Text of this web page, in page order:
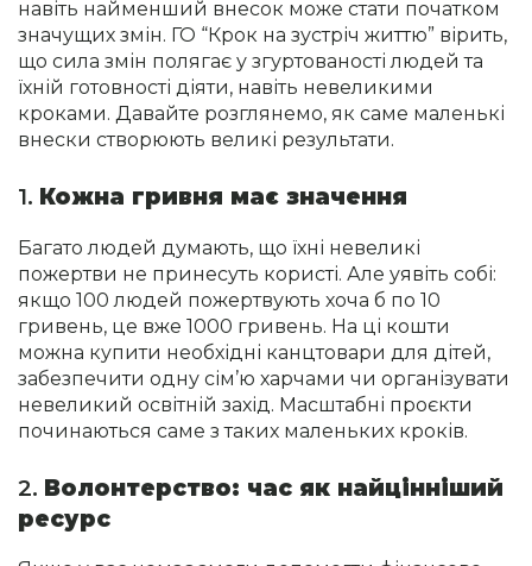
навіть найменший внесок може стати початком
значущих змін. ГО “Крок на зустріч життю” вірить,
що сила змін полягає у згуртованості людей та
їхній готовності діяти, навіть невеликими
кроками. Давайте розглянемо, як саме маленькі
внески створюють великі результати.
1. Кожна гривня має значення
Багато людей думають, що їхні невеликі
пожертви не принесуть користі. Але уявіть собі:
якщо 100 людей пожертвують хоча б по 10
гривень, це вже 1000 гривень. На ці кошти
можна купити необхідні канцтовари для дітей,
забезпечити одну сім’ю харчами чи організувати
невеликий освітній захід. Масштабні проєкти
починаються саме з таких маленьких кроків.
2. Волонтерство: час як найцінніший
ресурс